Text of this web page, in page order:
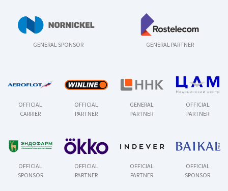
GENERAL SPONSOR GENERAL PARTNER
OFFICIAL
CARRIER
OFFICIAL
PARTNER
GENERAL
PARTNER
OFFICIAL
PARTNER
OFFICIAL
SPONSOR
OFFICIAL
PARTNER
OFFICIAL
PARTNER
OFFICIAL
SPONSOR